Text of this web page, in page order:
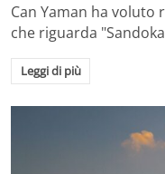
Can Yaman ha
che riguarda
Leggi di più